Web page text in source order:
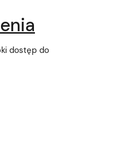
dostęp do